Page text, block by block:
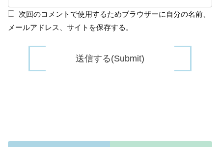
次回のコメントで使用するためブラウザーに自分の名前、
メールアドレス、サイトを保存する。